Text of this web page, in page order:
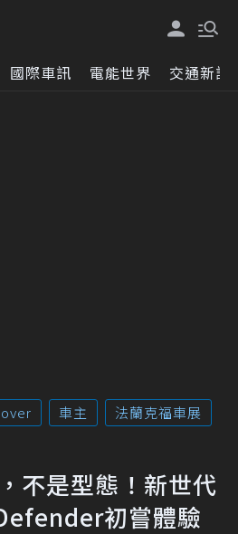
國際車訊 電能世界 交通新訊
車主
法蘭克福車展
不是型態！新世代
初嘗體驗